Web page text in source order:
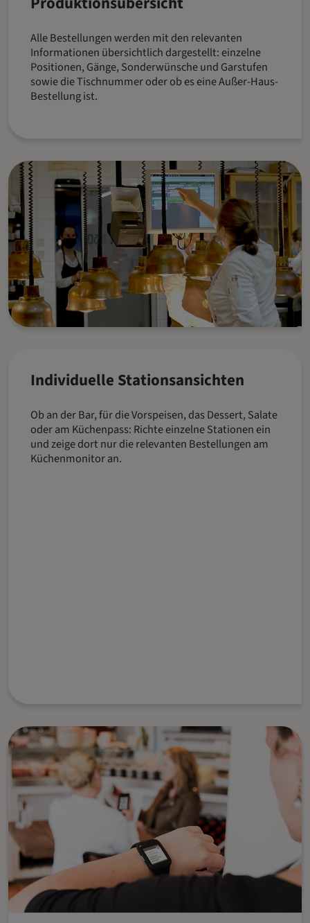
Alle Bestellungen werden mit den relevanten
Informationen übersichtlich dargestellt: einzelne
Positionen, Gänge, Sonderwünsche und Garstufen
sowie die Tischnummer oder ob es eine Außer-Haus-
Bestellung ist.
Individuelle Stationsansichten
Ob an der Bar, für die Vorspeisen, das Dessert, Salate
oder am Küchenpass: Richte einzelne Stationen ein
und zeige dort nur die relevanten Bestellungen am
Küchenmonitor an.